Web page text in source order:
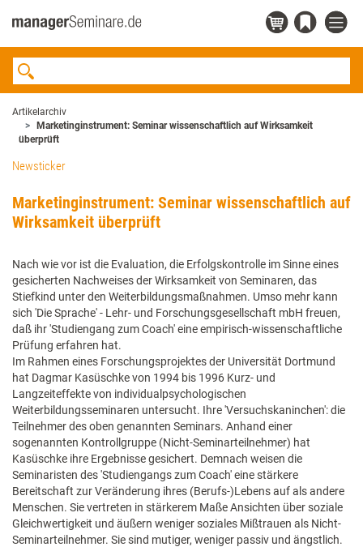
Artikelarchiv
Marketinginstrument: Seminar wissenschaftlich auf Wirksamkeit
überprüft
Newsticker
Marketinginstrument: Seminar wissenschaftlich auf
Wirksamkeit überprüft
Nach wie vor ist die Evaluation, die Erfolgskontrolle im Sinne eines
gesicherten Nachweises der Wirksamkeit von Seminaren, das
Stiefkind unter den Weiterbildungsmaßnahmen. Umso mehr kann
sich 'Die Sprache' - Lehr- und Forschungsgesellschaft mbH freuen,
daß ihr 'Studiengang zum Coach' eine empirisch-wissenschaftliche
Prüfung erfahren hat.
Im Rahmen eines Forschungsprojektes der Universität Dortmund
hat Dagmar Kasüschke von 1994 bis 1996 Kurz- und
Langzeiteffekte von individualpsychologischen
Weiterbildungsseminaren untersucht. Ihre 'Versuchskaninchen': die
Teilnehmer des oben genannten Seminars. Anhand einer
sogenannten Kontrollgruppe (Nicht-Seminarteilnehmer) hat
Kasüschke ihre Ergebnisse gesichert. Demnach weisen die
Seminaristen des 'Studiengangs zum Coach' eine stärkere
Bereitschaft zur Veränderung ihres (Berufs-)Lebens auf als andere
Menschen. Sie vertreten in stärkerem Maße Ansichten über soziale
Gleichwertigkeit und äußern weniger soziales Mißtrauen als Nicht-
Seminarteilnehmer. Sie sind mutiger, weniger passiv und ängstlich.